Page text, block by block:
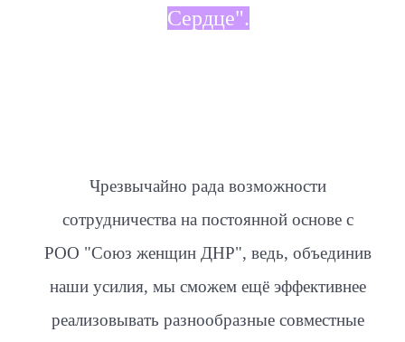
Сердце".
Чрезвычайно рада возможности
сотрудничества на постоянной основе с
РОО "Союз женщин ДНР", ведь, объединив
наши усилия, мы сможем ещё эффективнее
реализовывать разнообразные совместные